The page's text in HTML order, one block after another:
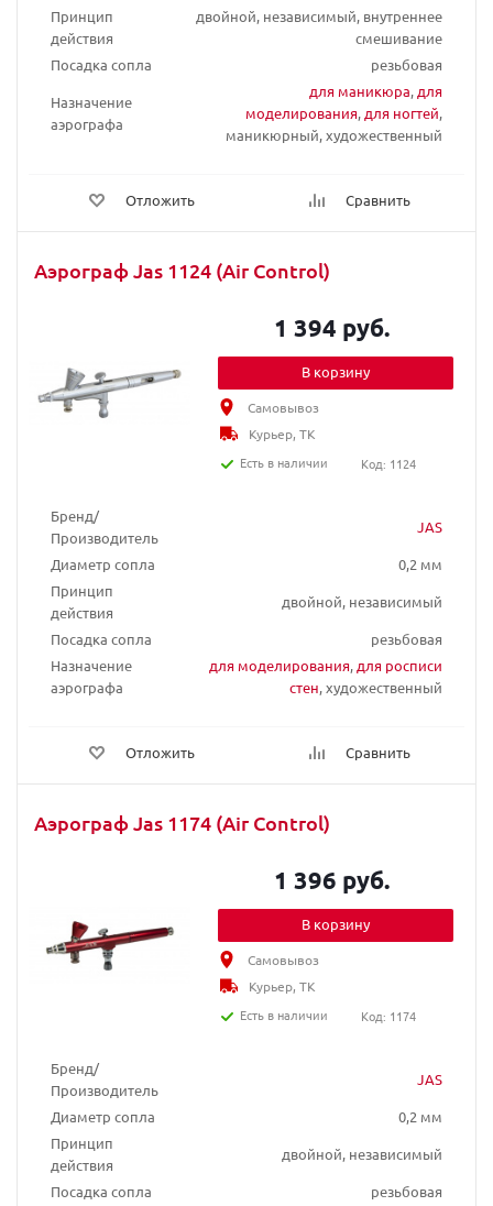
Принцип
действия
двойной, независимый, внутреннее
смешивание
Посадка сопла
резьбовая
Назначение
аэрографа
для маникюра, для
моделирования, для ногтей,
маникюрный, художественный
Отложить Сравнить
Аэрограф Jas 1124 (Air Control)
Бренд/
Производитель
JAS
Диаметр сопла
0,2 мм
Принцип
действия
двойной, независимый
Посадка сопла
резьбовая
Назначение
аэрографа
для моделирования, для росписи
стен, художественный
Отложить Сравнить
1 394 руб.
В корзину
Самовывоз
Курьер, ТК
Есть в наличии
Код: 1124
Аэрограф Jas 1174 (Air Control)
Бренд/
Производитель
JAS
Диаметр сопла
0,2 мм
Принцип
действия
двойной, независимый
Посадка сопла
резьбовая
1 396 руб.
В корзину
Самовывоз
Курьер, ТК
Есть в наличии
Код: 1174